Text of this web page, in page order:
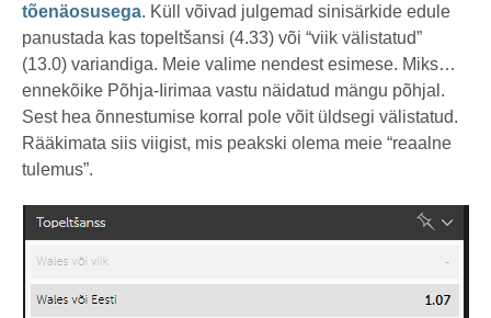
tõenäosusega. Küll võivad julgemad sinisärkide edule
panustada kas topeltšansi (4.33) või “viik välistatud”
(13.0) variandiga. Meie valime nendest esimese. Miks…
ennekõike Põhja-Iirimaa vastu näidatud mängu põhjal.
Sest hea õnnestumise korral pole võit üldsegi välistatud.
Rääkimata siis viigist, mis peakski olema meie “reaalne
tulemus”.